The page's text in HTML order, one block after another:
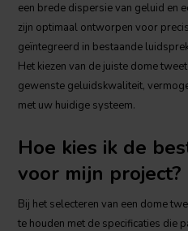
een brede dispersie van geluid en
zijn optimaal ontworpen voor
geïntegreerd in bestaande
Het kiezen van de juiste dome
gewenste geluidskwaliteit,
met uw huidige systeem.
Hoe kies ik de
voor mijn project?
Bij het selecteren van een dome
te houden met de specificaties die